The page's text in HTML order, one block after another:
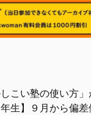
こい塾の使い方」
生】９月から偏